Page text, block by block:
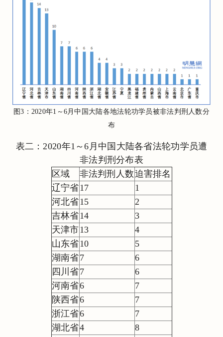
图3：2020年1～6月中国大陆各地法轮功学员被非法判刑人数分
布
表二：2020年1～6月中国大陆各省法轮功学员遭
非法判刑分布表
区域
非法判刑人数迫害排名
辽宁省17
1
河北省15
2
吉林省14
3
天津市13
4
山东省10
5
湖南省7
6
四川省7
6
河南省6
7
陕西省6
7
浙江省6
7
湖北省4
8